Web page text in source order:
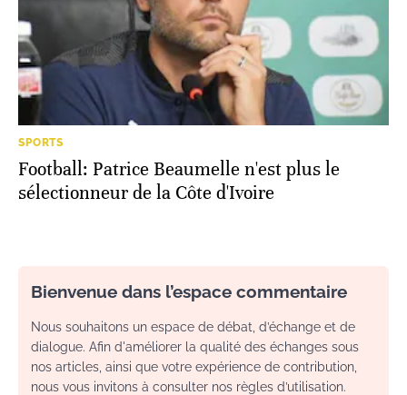
SPORTS
Football: Patrice Beaumelle n'est plus le
sélectionneur de la Côte d'Ivoire
Bienvenue dans l’espace commentaire
Nous souhaitons un espace de débat, d’échange et de
dialogue. Afin d'améliorer la qualité des échanges sous
nos articles, ainsi que votre expérience de contribution,
nous vous invitons à consulter nos règles d’utilisation.